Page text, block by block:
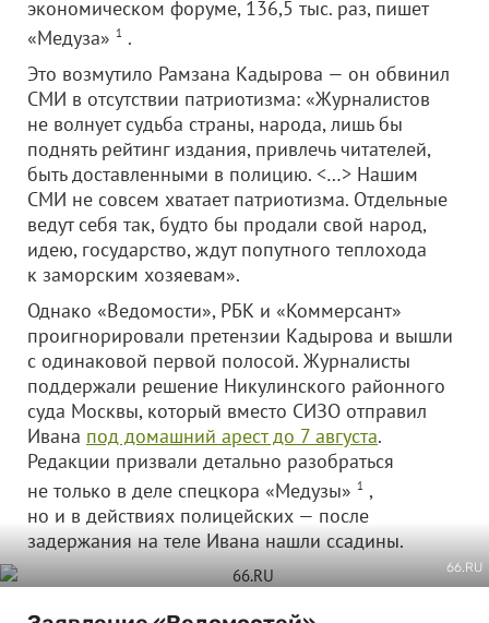
экономическом форуме, 136,5 тыс. раз, пишет
«Медуза» 1 .
Это возмутило Рамзана Кадырова — он обвинил
СМИ в отсутствии патриотизма: «Журналистов
не волнует судьба страны, народа, лишь бы
поднять рейтинг издания, привлечь читателей,
быть доставленными в полицию. <…> Нашим
СМИ не совсем хватает патриотизма. Отдельные
ведут себя так, будто бы продали свой народ,
идею, государство, ждут попутного теплохода
к заморским хозяевам».
Однако «Ведомости», РБК и «Коммерсант»
проигнорировали претензии Кадырова и вышли
с одинаковой первой полосой. Журналисты
поддержали решение Никулинского районного
суда Москвы, который вместо СИЗО отправил
Ивана под домашний арест до 7 августа.
Редакции призвали детально разобраться
не только в деле спецкора «Медузы» 1 ,
но и в действиях полицейских — после
задержания на теле Ивана нашли ссадины.
66.RU